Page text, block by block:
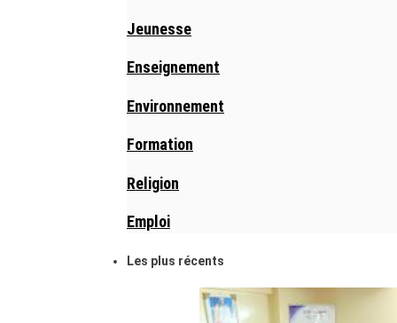
Jeunesse
Enseignement
Environnement
Formation
Religion
Emploi
Les plus récents